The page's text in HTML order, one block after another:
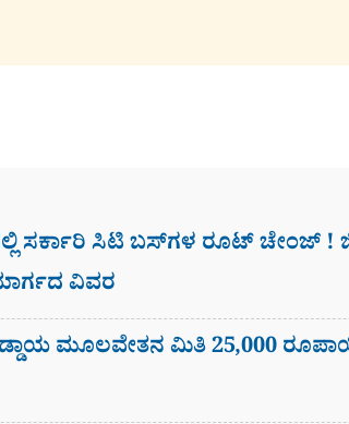
ಸರ್ಕಾರಿ ಸಿಟಿ ಬಸ್​ಗಳ ರೂಟ್ ಚೇಂಜ್ !
ವಿವರ
ಮೂಲವೇತನ ಮಿತಿ 25,000